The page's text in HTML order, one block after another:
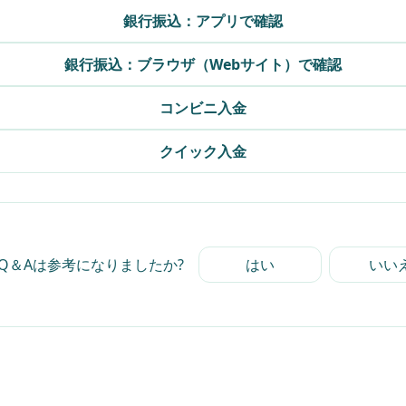
銀行振込：アプリで確認
銀行振込：ブラウザ（Webサイト）で確認
コンビニ入金
クイック入金
＆Aは参考になりましたか? はい いい